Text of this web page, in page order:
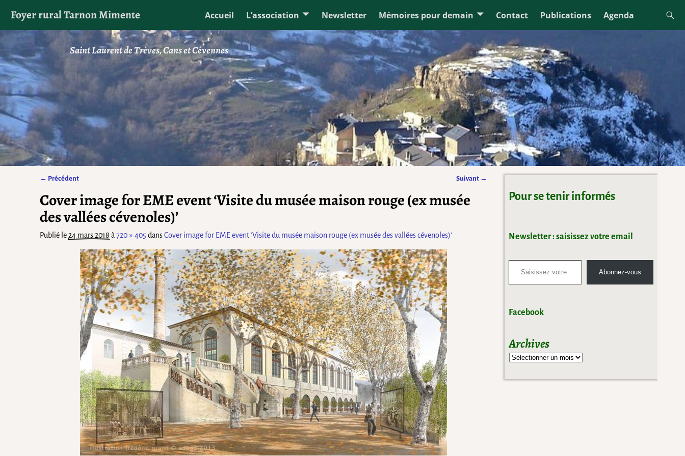
Foyer rural Tarnon Mimente Accueil L’association Newsletter Mémoires pour demain Contact Publications Agenda
Saint Laurent de Trèves, Cans et Cévennes
← Précédent Suivant →
Cover image for EME event ‘Visite du musée maison rouge (ex musée
des vallées cévenoles)’
Publié le 24 mars 2018 à720 × 405 dansCover image for EME event ‘Visite du musée maison rouge (ex musée des vallées cévenoles)’
Pour se tenir informés
Newsletter : saisissez votre email
Abonnez-vous
Facebook
Archives